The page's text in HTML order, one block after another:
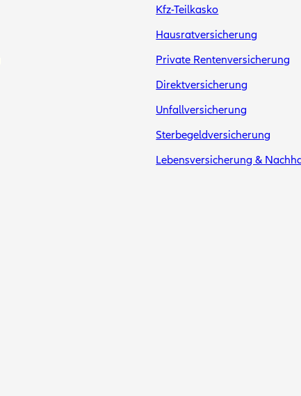
Kfz-Teilkasko
Hausratversicherung
Private Rentenversicherung
Direktversicherung
Unfallversicherung
Sterbegeldversicherung
Lebensversicherung &